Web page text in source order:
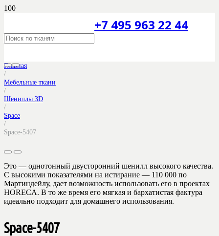
+7 495 963 22 44
Главная
/
Мебельные ткани
/
Шениллы 3D
/
Space
/
Space-5407
Это — однотонный двусторонний шенилл высокого качества.
С высокими показателями на истирание — 110 000 по
Мартиндейлу, дает возможность использовать его в проектах
HORECA. В то же время его мягкая и бархатистая фактура
идеально подходит для домашнего использования.
Space-5407